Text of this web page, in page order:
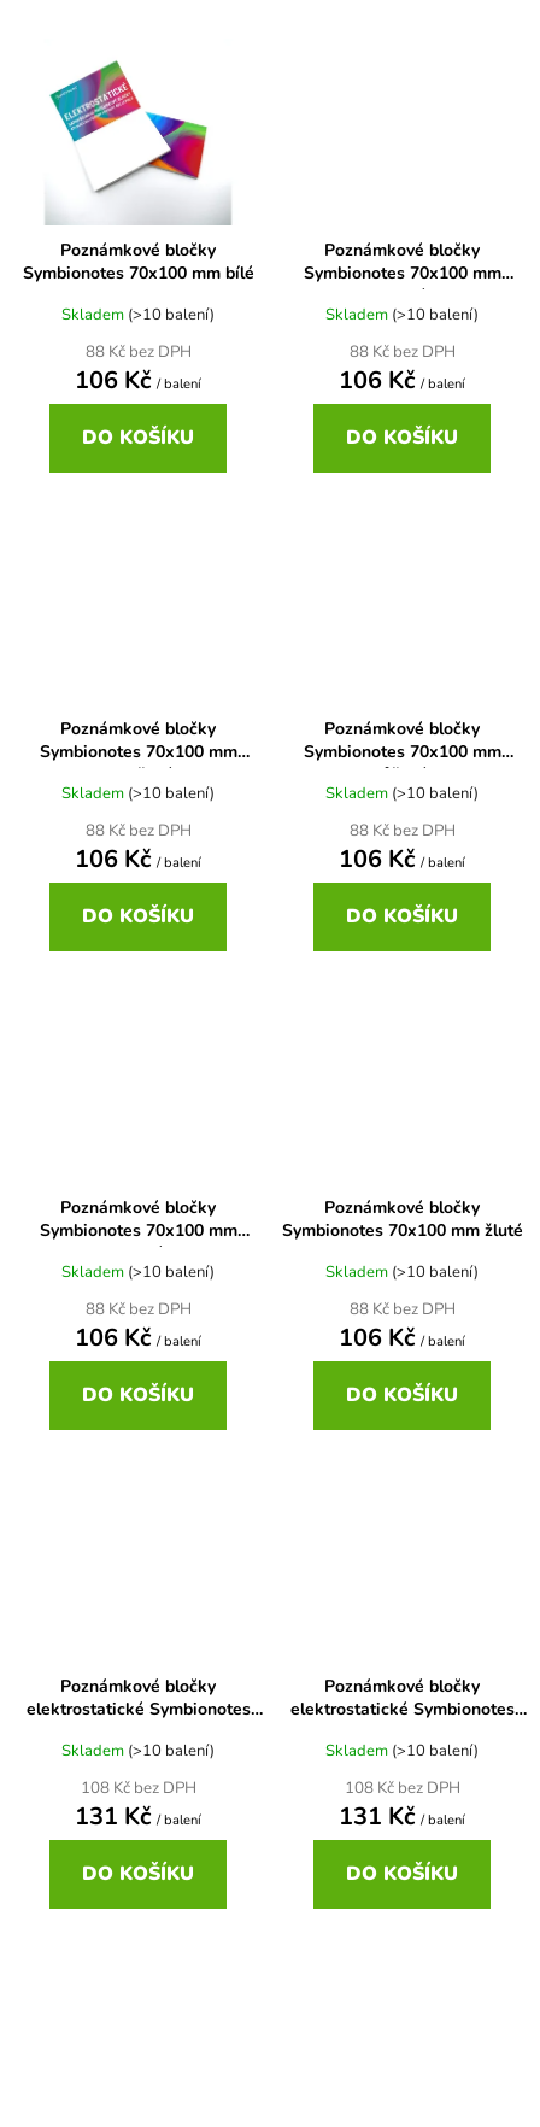
Poznámkové bločky
Symbionotes 70x100 mm bílé
Skladem (>10 balení)
88 Kč bez DPH
106 Kč / balení
DO KOŠÍKU
Poznámkové bločky
Symbionotes 70x100 mm
modré
Skladem (>10 balení)
88 Kč bez DPH
106 Kč / balení
DO KOŠÍKU
Poznámkové bločky
Symbionotes 70x100 mm
oranžové
Skladem (>10 balení)
88 Kč bez DPH
106 Kč / balení
DO KOŠÍKU
Poznámkové bločky
Symbionotes 70x100 mm
růžové
Skladem (>10 balení)
88 Kč bez DPH
106 Kč / balení
DO KOŠÍKU
Poznámkové bločky
Symbionotes 70x100 mm
zelené
Skladem (>10 balení)
88 Kč bez DPH
106 Kč / balení
DO KOŠÍKU
Poznámkové bločky
Symbionotes 70x100 mm žluté
Skladem (>10 balení)
88 Kč bez DPH
106 Kč / balení
DO KOŠÍKU
Poznámkové bločky
elektrostatické Symbionotes
Skladem (>10 balení)
108 Kč bez DPH
131 Kč / balení
DO KOŠÍKU
Poznámkové bločky
elektrostatické Symbionotes
Skladem (>10 balení)
108 Kč bez DPH
131 Kč / balení
DO KOŠÍKU